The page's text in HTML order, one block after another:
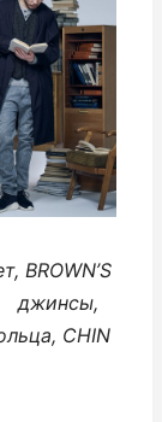
BROWN’S
джинсы,
CHIN